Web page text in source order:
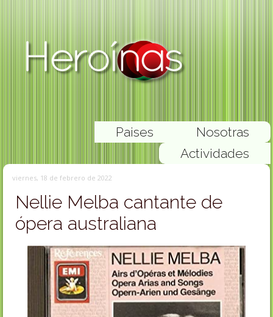
Nosotras
Paises
Actividades
viernes, 18 de febrero de 2022
Nellie Melba cantante de
ópera australiana